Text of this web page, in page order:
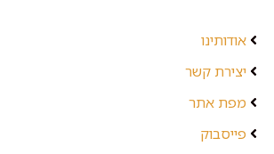
אודותינו
יצירת קשר
מפת אתר
פייסבוק